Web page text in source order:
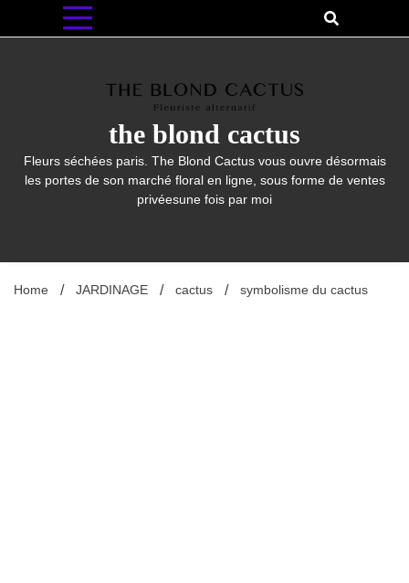
the blond cactus
Fleurs séchées paris. The Blond Cactus vous ouvre désormais
les portes de son marché floral en ligne, sous forme de ventes
privéesune fois par moi
Home JARDINAGE cactus symbolisme du cactus